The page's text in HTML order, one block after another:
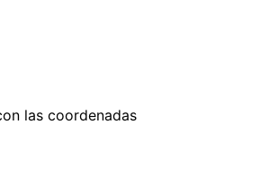
las coordenadas